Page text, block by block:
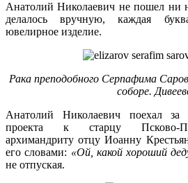
Анатолий Николаевич не пошел ни
делалось вручную, каждая
ювелирное изделие.
Рака преподобного Серпафима
соборе.
Анатолий Николаевич поехал за
проекта к старцу Псково-
архимандриту отцу Иоанну
его словами: «Ой, какой хороший
не отпуская.